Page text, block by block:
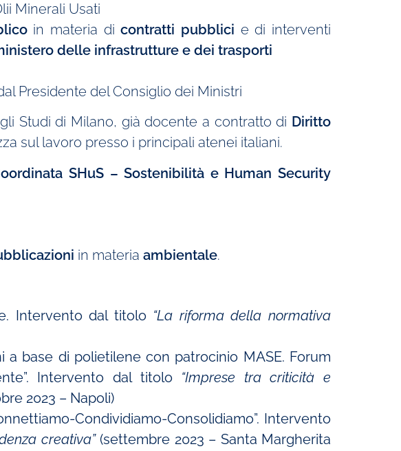
Minerali Usati
in materia dicontratti pubblici e di interventi
delle infrastrutture e dei trasporti
Presidente del Consiglio dei Ministri
Studi di Milano, già docente a contratto di Diritto
sul lavoro presso i principali atenei italiani.
SHuS – Sostenibilità e Human Security
in materia ambientale.
Intervento dal titolo “La riforma della normativa
base di polietilene con patrocinio MASE. Forum
Intervento dal titolo “Imprese tra criticità e
2023 – Napoli)
Condividiamo-Consolidiamo”. Intervento
creativa” (settembre 2023 – Santa Margherita